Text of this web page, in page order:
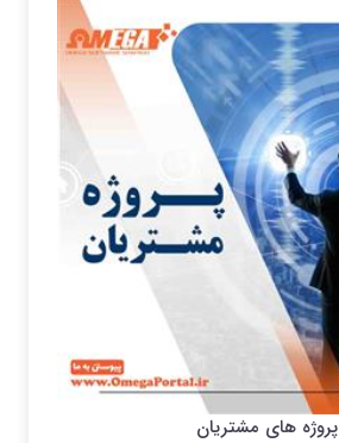
پروژه های مشتریان